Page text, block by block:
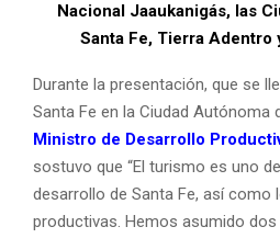
Nacional Jaaukanigás, las
Santa Fe, Tierra Adentro
Durante la presentación, que se
Santa Fe en la Ciudad Autónoma
Ministro de Desarrollo
sostuvo que “El turismo es uno
desarrollo de Santa Fe, así como
productivas. Hemos asumido